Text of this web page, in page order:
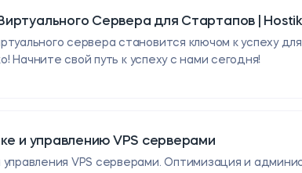
и управлению VPS серверами
управления VPS серверами. Оптимизация и
Сервера для Стартапов |
сервера становится ключом к успеху
Начните свой путь к успеху с нами сегодня!